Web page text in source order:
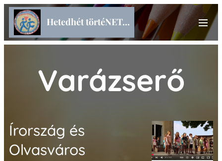
Hetedhét törtéNET...
Varázserő
Írország és
Olvasváros